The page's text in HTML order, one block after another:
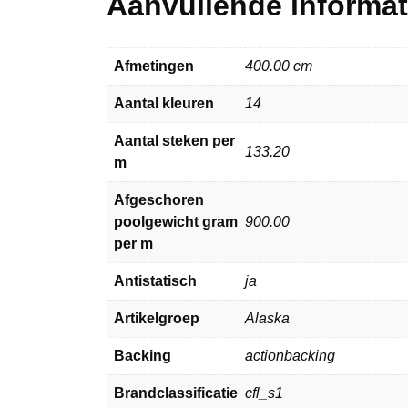
Afmetingen 400.00 cm
Aantal kleuren 14
Aantal steken per
m
133.20
Afgeschoren
poolgewicht gram
per m
900.00
Antistatisch ja
Artikelgroep Alaska
Backing actionbacking
Brandclassificatie cfl_s1